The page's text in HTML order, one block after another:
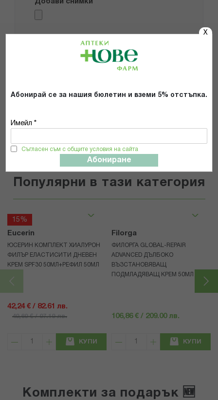
X
Абонирай се за нашия бюлетин и вземи 5% отстъпка.
Имейл *
Съгласен съм с общите условия на сайта
Абониране
Добави снимки
Прочетох и се съгласявам с
Общите условия и политиката за
Популярни в тази категория
15%
Eucerin
ЮСЕРИН КОМПЛЕКТ ХИАЛУРОН
ФИЛЪР ЕЛАСТИСИТИ ДНЕВЕН
КРЕМ SPF30 50МЛ+РЕФИЛ 50МЛ
42,24 € / 82.61 лв.
49,69 € / 97.19 лв.
КУПИ
Filorga
ФИЛОРГА GLOBAL-REPAIR
ADVANCED ДЪЛБОКО
ВЪЗСТАНОВЯВАЩ
ПОДМЛАДЯВАЩ КРЕМ 50МЛ
106,86 € / 209.00 лв.
КУПИ
Комплекти за подарък 🆕